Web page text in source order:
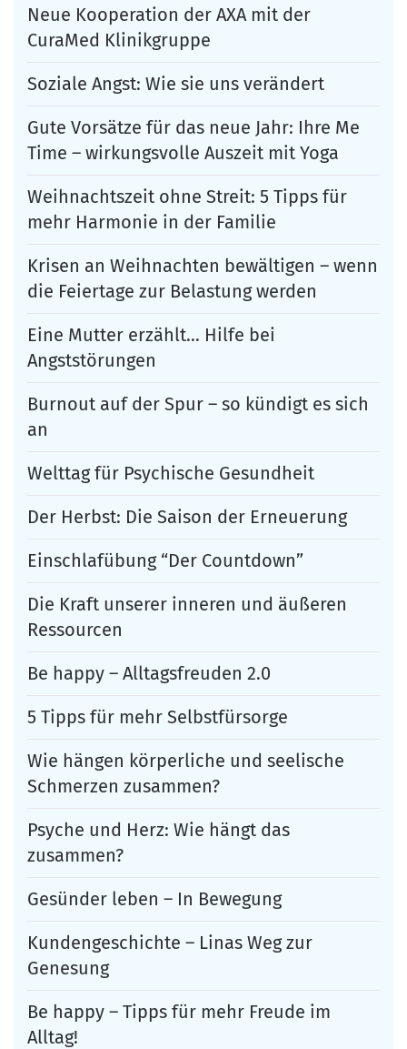
Neue Kooperation der AXA mit der
CuraMed Klinikgruppe
Soziale Angst: Wie sie uns verändert
Gute Vorsätze für das neue Jahr: Ihre Me
Time – wirkungsvolle Auszeit mit Yoga
Weihnachtszeit ohne Streit: 5 Tipps für
mehr Harmonie in der Familie
Krisen an Weihnachten bewältigen – wenn
die Feiertage zur Belastung werden
Eine Mutter erzählt… Hilfe bei
Angststörungen
Burnout auf der Spur – so kündigt es sich
an
Welttag für Psychische Gesundheit
Der Herbst: Die Saison der Erneuerung
Einschlafübung “Der Countdown”
Die Kraft unserer inneren und äußeren
Ressourcen
Be happy – Alltagsfreuden 2.0
5 Tipps für mehr Selbstfürsorge
Wie hängen körperliche und seelische
Schmerzen zusammen?
Psyche und Herz: Wie hängt das
zusammen?
Gesünder leben – In Bewegung
Kundengeschichte – Linas Weg zur
Genesung
Be happy – Tipps für mehr Freude im
Alltag!